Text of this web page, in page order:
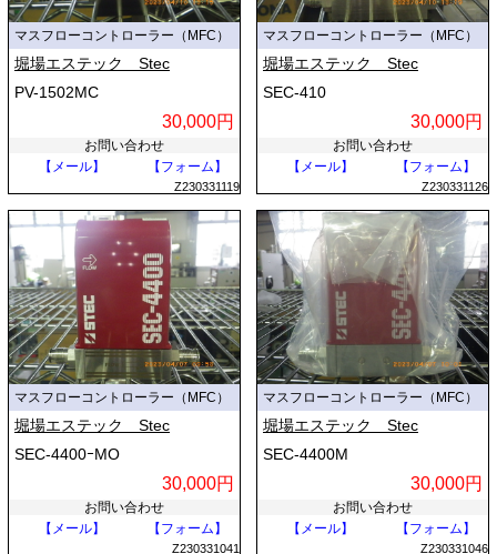
マスフローコントローラー（MFC）
堀場エステック Stec
PV-1502MC
30,000円
お問い合わせ
【メール】
【フォーム】
Z230331119
マスフローコントローラー（MFC）
堀場エステック Stec
SEC-410
30,000円
お問い合わせ
【メール】
【フォーム】
Z230331126
マスフローコントローラー（MFC）
堀場エステック Stec
SEC-4400ｰMO
30,000円
お問い合わせ
【メール】
【フォーム】
Z230331041
マスフローコントローラー（MFC）
堀場エステック Stec
SEC-4400M
30,000円
お問い合わせ
【メール】
【フォーム】
Z230331046